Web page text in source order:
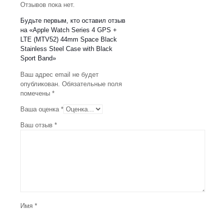
Отзывов пока нет.
Будьте первым, кто оставил отзыв
на «Apple Watch Series 4 GPS +
LTE (MTV52) 44mm Space Black
Stainless Steel Case with Black
Sport Band»
Ваш адрес email не будет
опубликован. Обязательные поля
помечены *
Ваша оценка *
Ваш отзыв *
Имя *